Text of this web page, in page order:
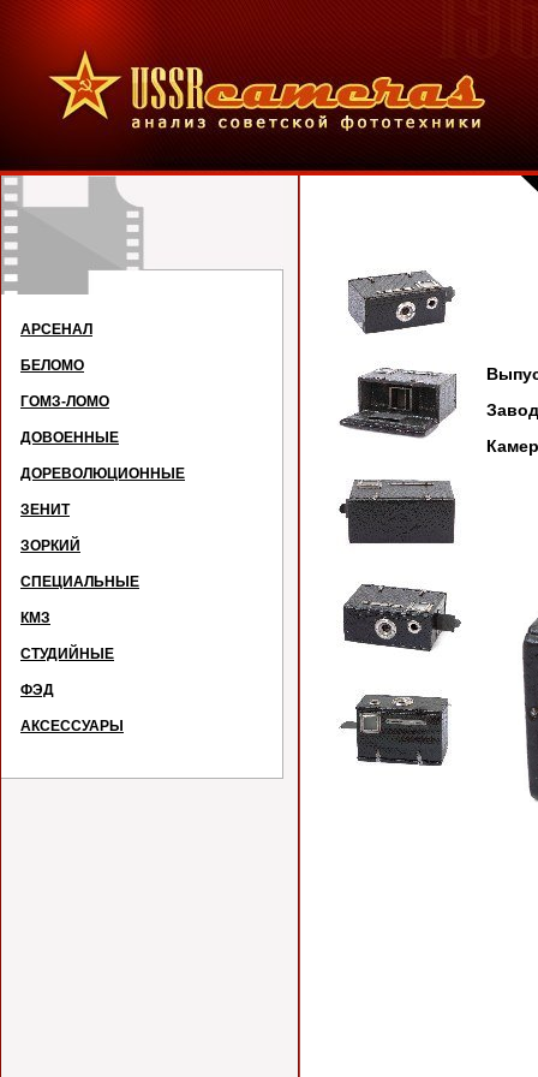
АРСЕНАЛ
БЕЛОМО
ГОМЗ-ЛОМО
ДОВОЕННЫЕ
ДОРЕВОЛЮЦИОННЫЕ
ЗЕНИТ
ЗОРКИЙ
СПЕЦИАЛЬНЫЕ
КМЗ
СТУДИЙНЫЕ
ФЭД
АКСЕССУАРЫ